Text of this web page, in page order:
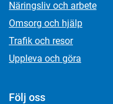
Näringsliv och arbete
Omsorg och hjälp
Trafik och resor
Uppleva och göra
Följ oss